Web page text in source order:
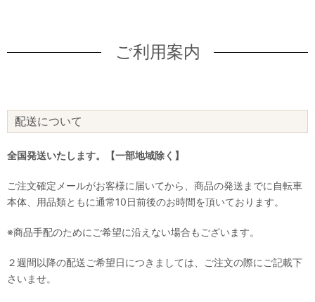
ご利用案内
配送について
全国発送いたします。【一部地域除く】
ご注文確定メールがお客様に届いてから、商品の発送までに自転車
本体、用品類ともに通常10日前後のお時間を頂いております。
※商品手配のためにご希望に沿えない場合もございます。
２週間以降の配送ご希望日につきましては、ご注文の際にご記載下
さいませ。